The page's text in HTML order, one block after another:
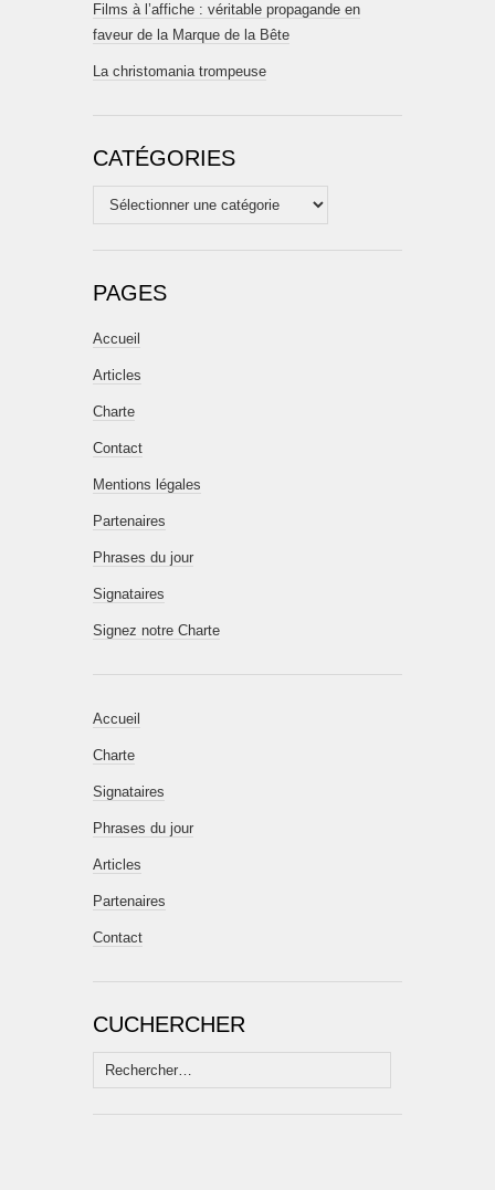
Films à l’affiche : véritable propagande en
faveur de la Marque de la Bête
La christomania trompeuse
CATÉGORIES
Catégories
PAGES
Accueil
Articles
Charte
Contact
Mentions légales
Partenaires
Phrases du jour
Signataires
Signez notre Charte
Accueil
Charte
Signataires
Phrases du jour
Articles
Partenaires
Contact
CUCHERCHER
Rechercher :